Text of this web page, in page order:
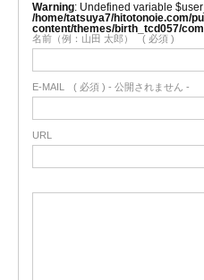
Warning : Undefined variable
/home/tatsuya7/hitotonoie.com/
content/themes/birth_tcd057/
名前（例：山田 太郎） ( 必須 )
E-MAIL ( 必須 ) - 公開されません -
URL